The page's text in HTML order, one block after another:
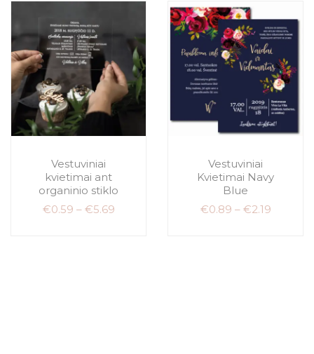
Vestuviniai
kvietimai ant
organinio stiklo
€0.59 – €5.69
Vestuviniai
Kvietimai Navy
Blue
€0.89 – €2.19